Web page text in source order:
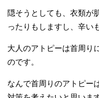
隠そうとしても、衣類が
ったりもしますし、辛い
大人のアトピーは首周り
のです。
なんで首周りのアトピー